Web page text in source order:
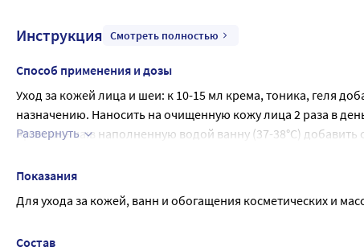
Инструкция Смотреть полностью
Способ применения и дозы
Уход за кожей лица и шеи: к 10-15 мл крема, тоника, геля
назначению. Наносить на очищенную кожу лица 2 раза в
Аромаванна:в наполненную водой ванну (37-38°C)
Развернуть
Показания
Для ухода за кожей, ванн и обогащения косметических и
Состав